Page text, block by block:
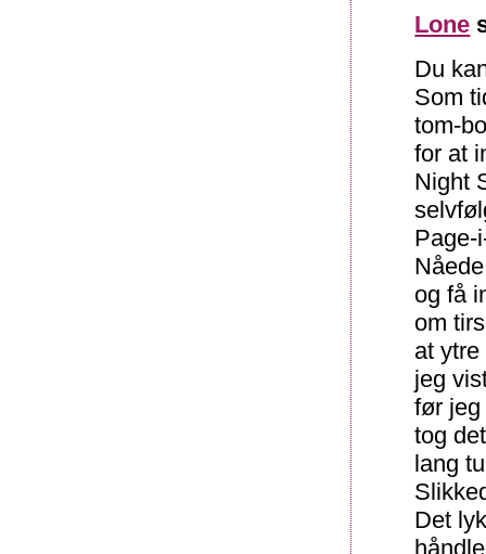
Lone
Du
Som
tom-
for at
Night
Page-
og få
om
at
jeg
før jeg
tog
lang
Det